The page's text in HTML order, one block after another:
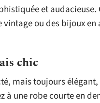
et audacieuse.
vintage ou des bijoux
chic
mais toujours
à une robe courte en